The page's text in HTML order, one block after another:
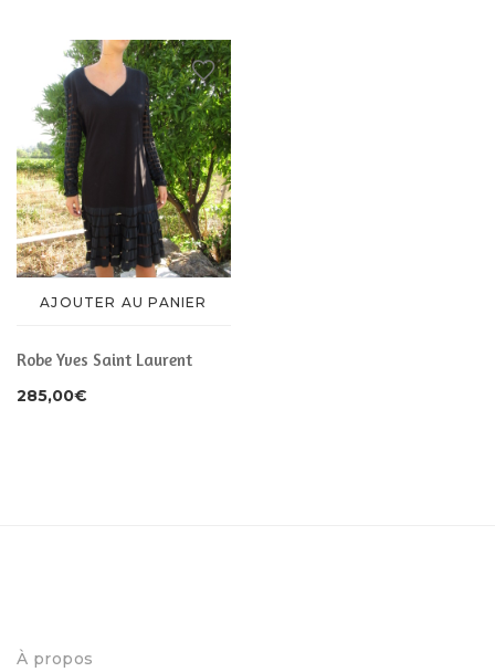
AJOUTER AU PANIER
Robe Yves Saint Laurent
285,00€
À propos